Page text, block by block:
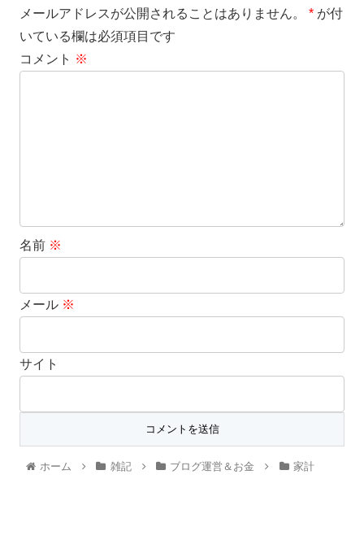
メールアドレスが公開されることはありません。 * が付
いている欄は必須項目です
コメント ※
名前 ※
メール ※
サイト
ホーム 雑記 ブログ運営＆お金 家計